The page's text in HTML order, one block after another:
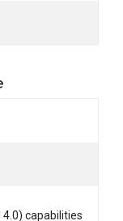
capabilities